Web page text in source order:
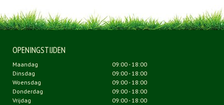
OPENINGSTIJDEN
Maandag
09:00 - 18:00
Dinsdag
09:00 - 18:00
Woensdag
09:00 - 18:00
Donderdag
09:00 - 18:00
Vrijdag
09:00 - 18:00